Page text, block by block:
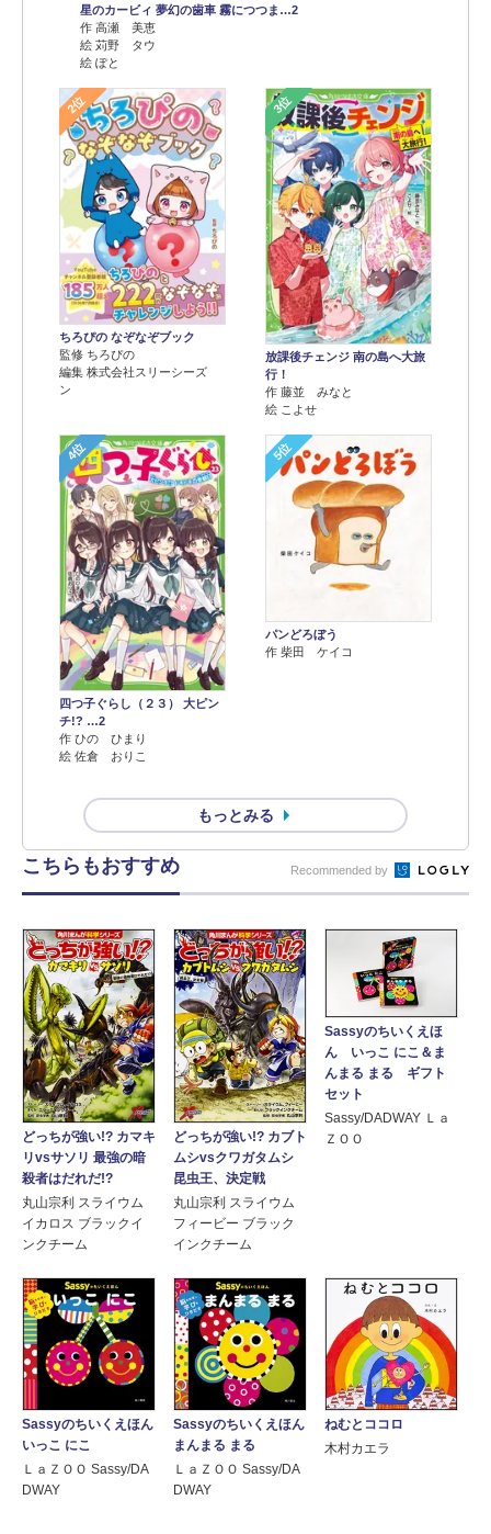
星のカービィ 夢幻の歯車 霧につつま…2
作 高瀬 美恵
絵 苅野 タウ
絵 ぽと
2位
ちろぴの なぞなぞブック
監修 ちろぴの
編集 株式会社スリーシーズ
ン
3位
放課後チェンジ 南の島へ大旅
行！
作 藤並 みなと
絵 こよせ
4位
四つ子ぐらし（２３） 大ピン
チ!? …2
作 ひの ひまり
絵 佐倉 おりこ
5位
パンどろぼう
作 柴田 ケイコ
もっとみる
こちらもおすすめ Recommended by
どっちが強い!? カマキ
リvsサソリ 最強の暗
殺者はだれだ!?
丸山宗利 スライウム
イカロス ブラックイ
ンクチーム
どっちが強い!? カブト
ムシvsクワガタムシ
昆虫王、決定戦
丸山宗利 スライウム
フィービー ブラック
インクチーム
Sassyのちいくえほ
ん いっこ にこ＆ま
んまる まる ギフト
セット
Sassy/DADWAY Ｌａ
ＺＯＯ
Sassyのちいくえほん
いっこ にこ
ＬａＺＯＯ Sassy/DA
DWAY
Sassyのちいくえほん
まんまる まる
ＬａＺＯＯ Sassy/DA
DWAY
ねむとココロ
木村カエラ